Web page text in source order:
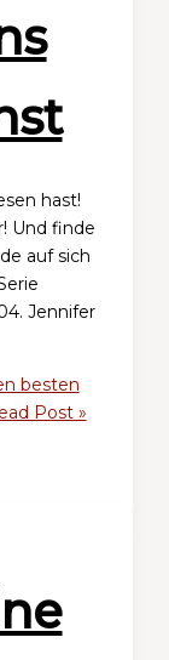
hast!
Und finde
auf sich
Jennifer
besten
Post »